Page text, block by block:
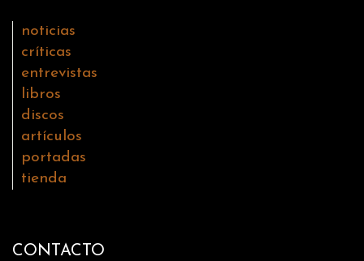
noticias
críticas
entrevistas
libros
discos
artículos
portadas
tienda
CONTACTO